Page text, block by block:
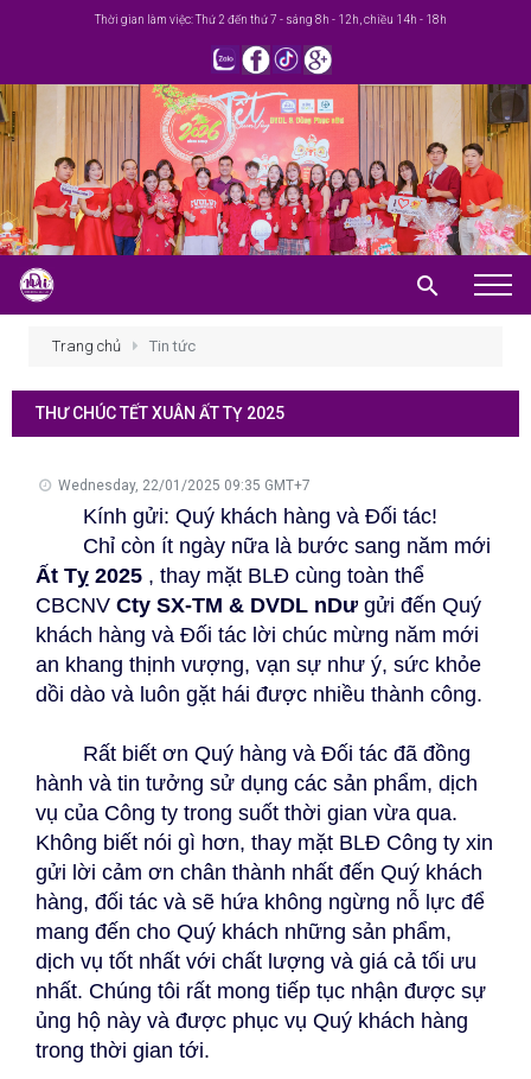
Thời gian làm việc: Thứ 2 đến thứ 7 - sáng 8h - 12h, chiều 14h - 18h
Khuyến mãi
Sản phẩm
Bảng màu
Tin tức
Hướng dẫn
Liên hệ
Trang chủ Tin tức
THƯ CHÚC TẾT XUÂN ẤT TỴ 2025
Wednesday, 22/01/2025 09:35 GMT+7
Kính gửi: Quý khách hàng và Đối tác!
Chỉ còn ít ngày nữa là bước sang năm mới
Ất Tỵ 2025, thay mặt BLĐ cùng toàn thể
CBCNV Cty SX-TM & DVDL nDưgửi đến Quý
khách hàng và Đối tác lời chúc mừng năm mới
an khang thịnh vượng, vạn sự như ý, sức khỏe
dồi dào và luôn gặt hái được nhiều thành công.
Rất biết ơn Quý hàng và Đối tác đã đồng
hành và tin tưởng sử dụng các sản phẩm, dịch
vụ của Công ty trong suốt thời gian vừa qua.
Không biết nói gì hơn, thay mặt BLĐ Công ty xin
gửi lời cảm ơn chân thành nhất đến Quý khách
hàng, đối tác và sẽ hứa không ngừng nỗ lực để
mang đến cho Quý khách những sản phẩm,
dịch vụ tốt nhất với chất lượng và giá cả tối ưu
nhất. Chúng tôi rất mong tiếp tục nhận được sự
ủng hộ này và được phục vụ Quý khách hàng
trong thời gian tới.